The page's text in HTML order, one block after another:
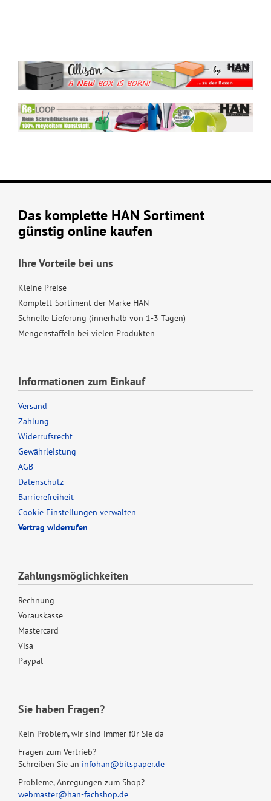
Das komplette HAN Sortiment
günstig online kaufen
Ihre Vorteile bei uns
Kleine Preise
Komplett-Sortiment der Marke HAN
Schnelle Lieferung (innerhalb von 1-3 Tagen)
Mengenstaffeln bei vielen Produkten
Informationen zum Einkauf
Versand
Zahlung
Widerrufsrecht
Gewährleistung
AGB
Datenschutz
Barrierefreiheit
Cookie Einstellungen verwalten
Vertrag widerrufen
Zahlungsmöglichkeiten
Rechnung
Vorauskasse
Mastercard
Visa
Paypal
Sie haben Fragen?
Kein Problem, wir sind immer für Sie da
Fragen zum Vertrieb?
Schreiben Sie an infohan@bitspaper.de
Probleme, Anregungen zum Shop?
webmaster@han-fachshop.de